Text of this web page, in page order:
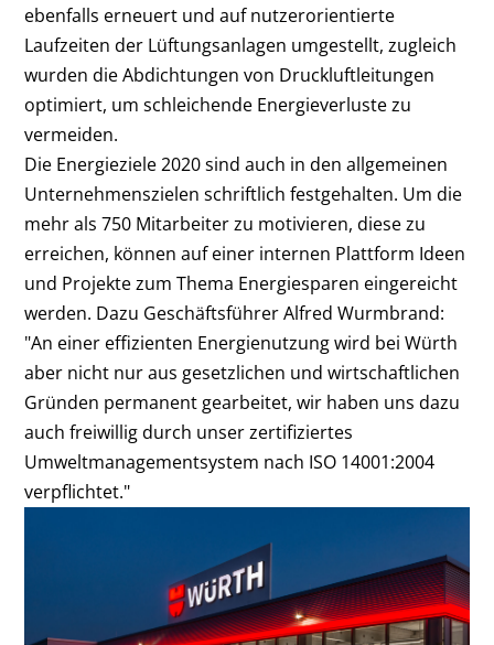
ebenfalls erneuert und auf nutzerorientierte
Laufzeiten der Lüftungsanlagen umgestellt, zugleich
wurden die Abdichtungen von Druckluftleitungen
optimiert, um schleichende Energieverluste zu
vermeiden.
Die Energieziele 2020 sind auch in den allgemeinen
Unternehmenszielen schriftlich festgehalten. Um die
mehr als 750 Mitarbeiter zu motivieren, diese zu
erreichen, können auf einer internen Plattform Ideen
und Projekte zum Thema Energiesparen eingereicht
werden. Dazu Geschäftsführer Alfred Wurmbrand:
"An einer effizienten Energienutzung wird bei Würth
aber nicht nur aus gesetzlichen und wirtschaftlichen
Gründen permanent gearbeitet, wir haben uns dazu
auch freiwillig durch unser zertifiziertes
Umweltmanagementsystem nach ISO 14001:2004
verpflichtet."